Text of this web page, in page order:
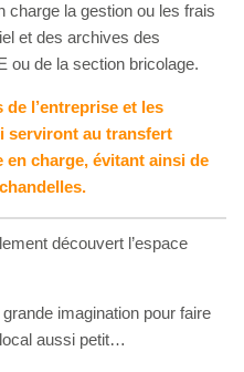
charge la gestion ou les frais
et des archives des
ou de la section bricolage.
l’entreprise et les
serviront au transfert
charge, évitant ainsi de
découvert l’espace
imagination pour faire
aussi petit…